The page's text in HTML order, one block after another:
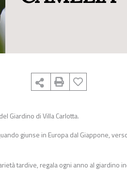
Giardino di Villa Carlotta.
giunse in Europa dal Giappone,
tardive, regala ogni anno al giardino